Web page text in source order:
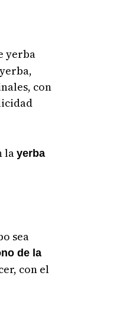
yerba
con
la yerba
sea
de la
con el